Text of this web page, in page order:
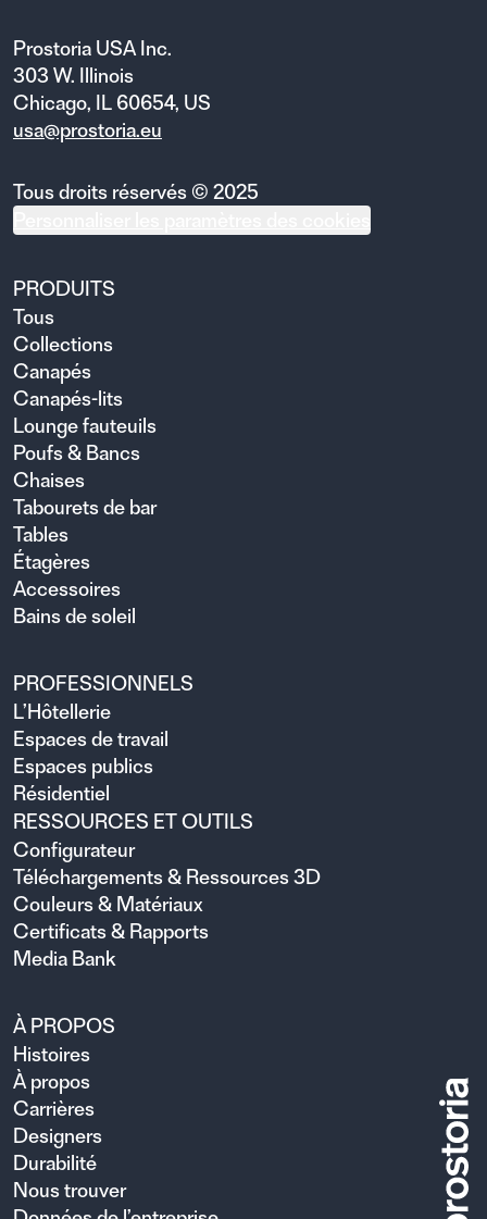
Prostoria USA Inc.
303 W. Illinois
Chicago, IL 60654, US
usa@prostoria.eu
Tous droits réservés © 2025
PRODUITS
Tous
Collections
Canapés
Canapés-lits
Lounge fauteuils
Poufs & Bancs
Chaises
Tabourets de bar
Tables
Étagères
Accessoires
Bains de soleil
PROFESSIONNELS
L’Hôtellerie
Espaces de travail
Espaces publics
Résidentiel
RESSOURCES ET OUTILS
Configurateur
Téléchargements & Ressources 3D
Couleurs & Matériaux
Certificats & Rapports
Media Bank
À PROPOS
Histoires
À propos
Carrières
Designers
Durabilité
Nous trouver